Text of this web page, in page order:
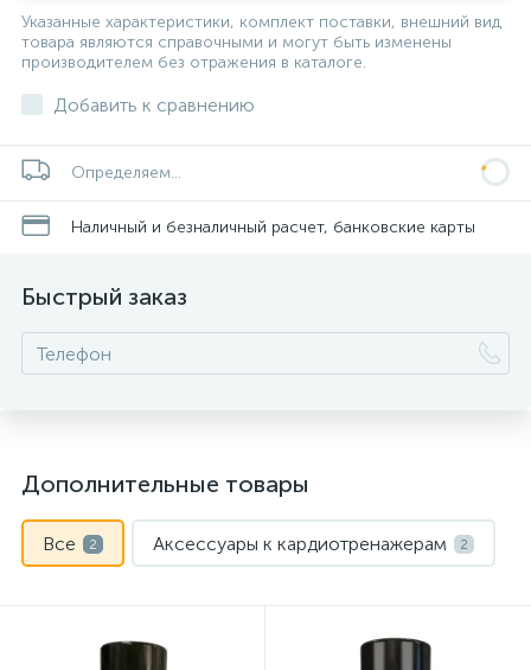
Указанные характеристики, комплект поставки, внешний вид
товара являются справочными и могут быть изменены
производителем без отражения в каталоге.
Добавить к сравнению
Определяем...
Наличный и безналичный расчет, банковские карты
Быстрый заказ
Дополнительные товары
Все 2 Аксессуары к кардиотренажерам 2